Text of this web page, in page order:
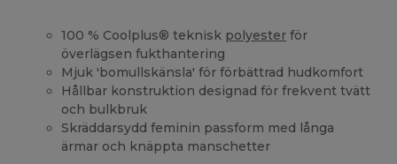
100 % Coolplus® teknisk polyester för
överlägsen fukthantering
Mjuk 'bomullskänsla' för förbättrad hudkomfort
Hållbar konstruktion designad för frekvent tvätt
och bulkbruk
Skräddarsydd feminin passform med långa
ärmar och knäppta manschetter